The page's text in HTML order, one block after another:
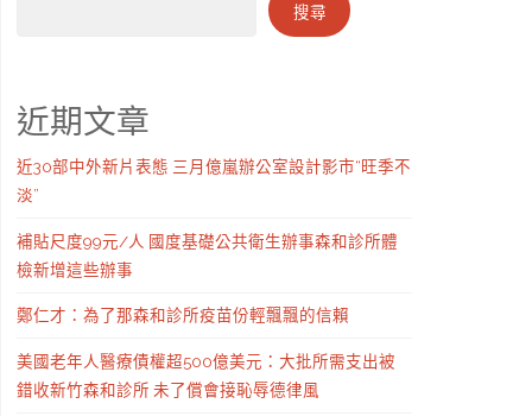
搜尋
近期文章
近30部中外新片表態 三月億嵐辦公室設計影市“旺季不
淡”
補貼尺度99元/人 國度基礎公共衛生辦事森和診所體
檢新增這些辦事
鄭仁才：為了那森和診所疫苗份輕飄飄的信賴
美國老年人醫療債權超500億美元：大批所需支出被
錯收新竹森和診所 未了償會接恥辱德律風